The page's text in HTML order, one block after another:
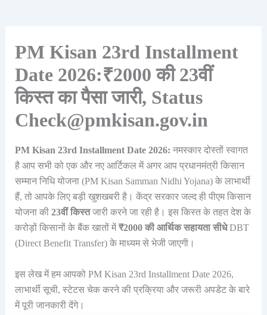
PM Kisan 23rd Installment
Date 2026:₹2000 की 23वीं
किस्त का पैसा जारी, Status
Check@pmkisan.gov.in
PM Kisan 23rd Installment Date 2026: नमस्कार दोस्तों स्वागत
है आप सभी को एक और नए आर्टिकल में अगर आप प्रधानमंत्री किसान
सम्मान निधि योजना (PM Kisan Samman Nidhi Yojana) के लाभार्थी
हैं, तो आपके लिए बड़ी खुशखबरी है। केंद्र सरकार जल्द ही पीएम किसान
योजना की 23वीं किस्तजारी करने जा रही है। इस किस्त के तहत देश के
करोड़ों किसानों के बैंक खातों में₹2000 की आर्थिक सहायता सीधेDBT
(Direct Benefit Transfer) के माध्यम से भेजी जाएगी।
इस लेख में हम आपको PM Kisan 23rd Installment Date 2026,
लाभार्थी सूची, स्टेटस चेक करने की प्रक्रिया और जरूरी अपडेट के बारे
में पूरी जानकारी देंगे।